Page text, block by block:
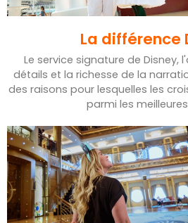
La différence
Le service signature de Disney,
détails et la richesse de la
des raisons pour lesquelles les
parmi les